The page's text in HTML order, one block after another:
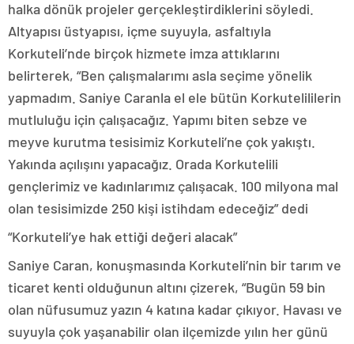
halka dönük projeler gerçekleştirdiklerini söyledi.
Altyapısı üstyapısı, içme suyuyla, asfaltıyla
Korkuteli’nde birçok hizmete imza attıklarını
belirterek, “Ben çalışmalarımı asla seçime yönelik
yapmadım. Saniye Caranla el ele bütün Korkutelililerin
mutluluğu için çalışacağız. Yapımı biten sebze ve
meyve kurutma tesisimiz Korkuteli’ne çok yakıştı.
Yakında açılışını yapacağız. Orada Korkutelili
gençlerimiz ve kadınlarımız çalışacak. 100 milyona mal
olan tesisimizde 250 kişi istihdam edeceğiz” dedi
“Korkuteli’ye hak ettiği değeri alacak”
Saniye Caran, konuşmasında Korkuteli’nin bir tarım ve
ticaret kenti olduğunun altını çizerek, “Bugün 59 bin
olan nüfusumuz yazın 4 katına kadar çıkıyor. Havası ve
suyuyla çok yaşanabilir olan ilçemizde yılın her günü